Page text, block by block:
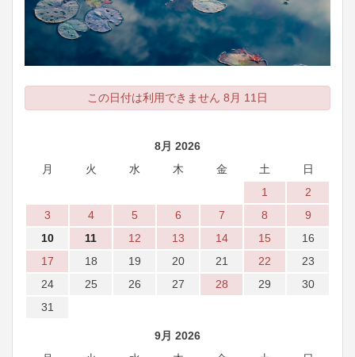
この日付は利用できません 8月 11日
8月 2026
月
火 水 木 金 土
日
1
2
3
4 5 6 7 8
9
10
11 12 13 14 15
16
17
18 19 20 21 22
23
24
25 26 27 28 29
30
31
9月 2026